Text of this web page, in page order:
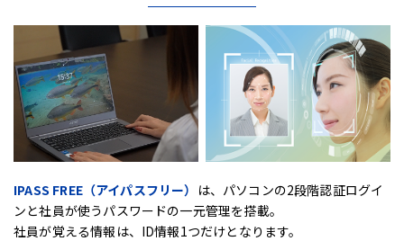
IPASS FREE（アイパスフリー） は、 パソコンの2段階認証ログイ
ンと社員が使うパスワードの一元管理を搭載。
社員が覚える情報は、ID情報1つだけとなります。